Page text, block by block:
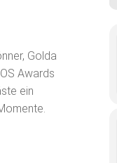
Golda
Awards
ein